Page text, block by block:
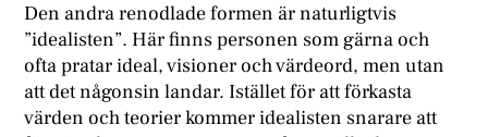
Den andra renodlade formen är naturligtvis
”idealisten”. Här finns personen som gärna och
ofta pratar ideal, visioner och värdeord, men utan
att det någonsin landar. Istället för att förkasta
värden och teorier kommer idealisten snarare att